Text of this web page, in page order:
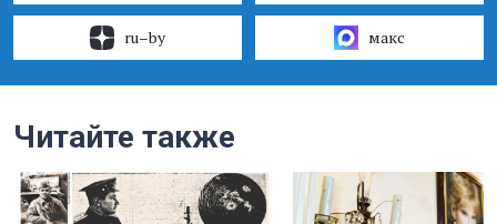
ru–by макс
Читайте также